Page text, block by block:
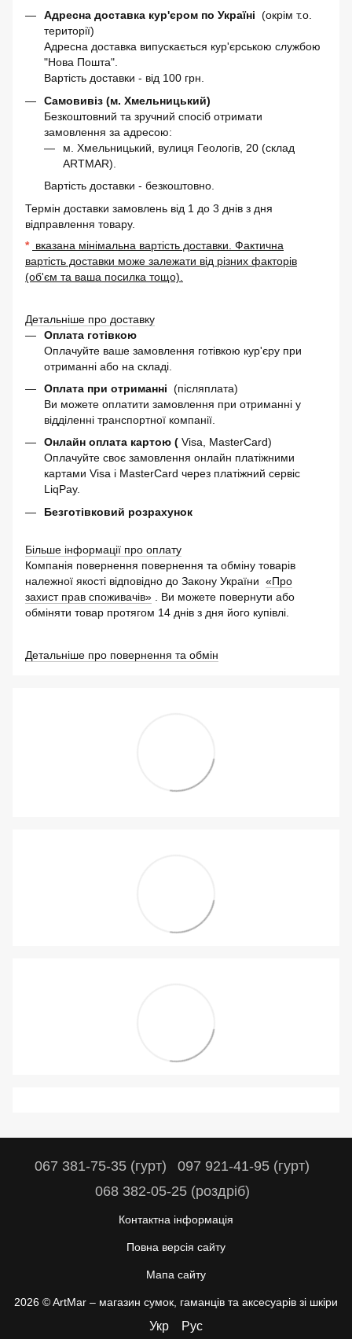
Адресна доставка кур'єром по Україні (окрім т.о.
території)
Адресна доставка випускається кур'єрською службою
"Нова Пошта".
Вартість доставки - від 100 грн.
Самовивіз (м. Хмельницький)
Безкоштовний та зручний спосіб отримати
замовлення за адресою:
м. Хмельницький, вулиця Геологів, 20 (склад
ARTMAR).
Вартість доставки - безкоштовно.
Термін доставки замовлень від 1 до 3 днів з дня
відправлення товару.
* вказана мінімальна вартість доставки. Фактична
вартість доставки може залежати від різних факторів
(об'єм та ваша посилка тощо).
Детальніше про доставку
Оплата готівкою
Оплачуйте ваше замовлення готівкою кур'єру при
отриманні або на складі.
Оплата при отриманні (післяплата)
Ви можете оплатити замовлення при отриманні у
відділенні транспортної компанії.
Онлайн оплата картою ( Visa, MasterCard)
Оплачуйте своє замовлення онлайн платіжними
картами Visa і MasterCard через платіжний сервіс
LiqPay.
Безготівковий розрахунок
Більше інформації про оплату
Компанія повернення повернення та обміну товарів
належної якості відповідно до Закону України «Про
захист прав споживачів» . Ви можете повернути або
обміняти товар протягом 14 днів з дня його купівлі.
Детальніше про повернення та обмін
067 381-75-35 (гурт)
097 921-41-95 (гурт)
068 382-05-25 (роздріб)
Контактна інформація
Повна версія сайту
Мапа сайту
2026 © ArtMar – магазин сумок, гаманців та аксесуарів зі шкіри
Укр Рус